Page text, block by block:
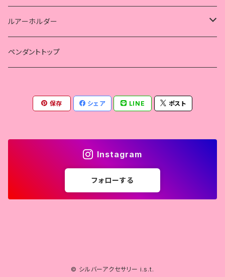
トライバル
精子
クロス
ハート
蓮子花
天使
海賊
ガンベルト風バッグ
ガンベルト風バッグ
コラボ
スカル
ルアーホルダー
スカル
ペンダントトップ
保存 シェア LINE ポスト
Instagram
フォローする
© シルバーアクセサリー i.s.t.